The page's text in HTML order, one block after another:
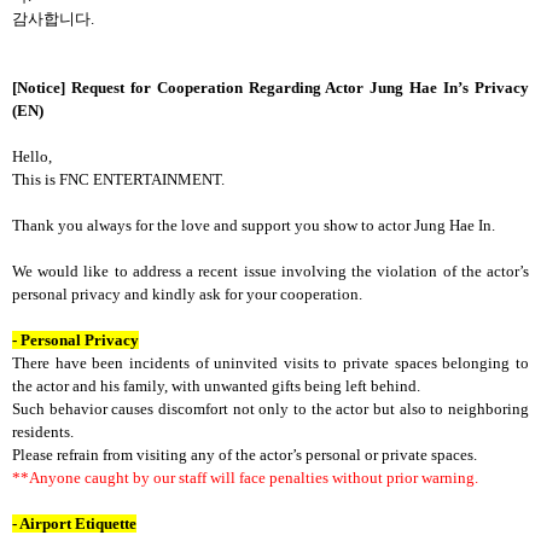
감사합니다.
[Notice] Request for Cooperation Regarding Actor Jung Hae In’s Privacy
(EN)
Hello,
This is FNC ENTERTAINMENT.
Thank you always for the love and support you show to actor Jung Hae In.
We would like to address a recent issue involving the violation of the actor’s
personal privacy and kindly ask for your cooperation.
- Personal Privacy
There have been incidents of uninvited visits to private spaces belonging to
the actor and his family, with unwanted gifts being left behind.
Such behavior causes discomfort not only to the actor but also to neighboring
residents.
Please refrain from visiting any of the actor’s personal or private spaces.
**Anyone caught by our staff will face penalties without prior warning.
- Airport Etiquette